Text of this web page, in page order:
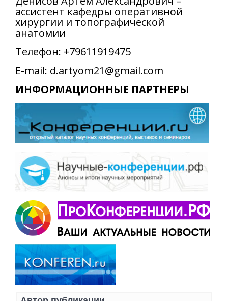
ассистент кафедры оперативной
хирургии и топографической
анатомии
Телефон: +79611919475
E-mail: d.artyom21@gmail.com
ИНФОРМАЦИОННЫЕ ПАРТНЕРЫ